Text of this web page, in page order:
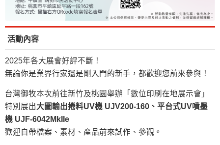
活動內容
2025年各大展會好評不斷！
無論你是業界行家還是剛入門的新手，都歡迎您前來參與！
台灣御牧本次前往新竹及桃園舉辦「數位印刷在地展示會」
特別展出大圖輸出捲料UV機 UJV200-160、平台式UV噴墨
機 UJF-6042MkIIe
歡迎自帶檔案、素材、產品前來試作、參觀。